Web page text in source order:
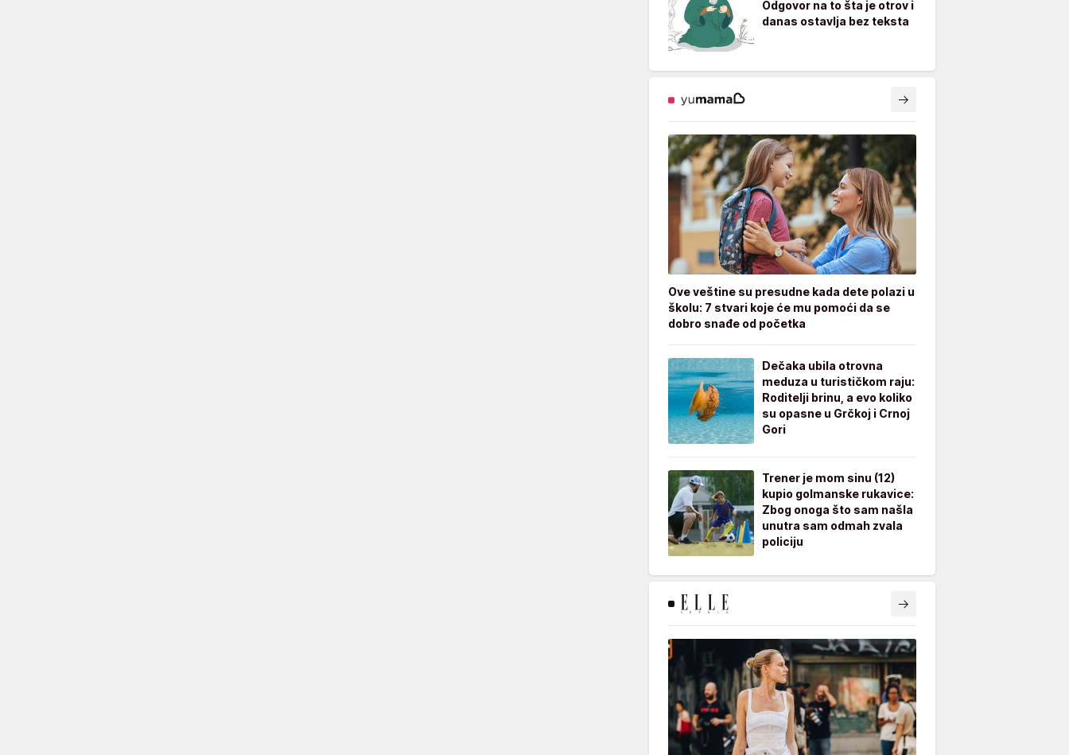
Odgovor na to šta je otrov i
danas ostavlja bez teksta
Ove veštine su presudne kada dete polazi u
školu: 7 stvari koje će mu pomoći da se
dobro snađe od početka
Dečaka ubila otrovna
meduza u turističkom raju:
Roditelji brinu, a evo koliko
su opasne u Grčkoj i Crnoj
Gori
Trener je mom sinu (12)
kupio golmanske rukavice:
Zbog onoga što sam našla
unutra sam odmah zvala
policiju